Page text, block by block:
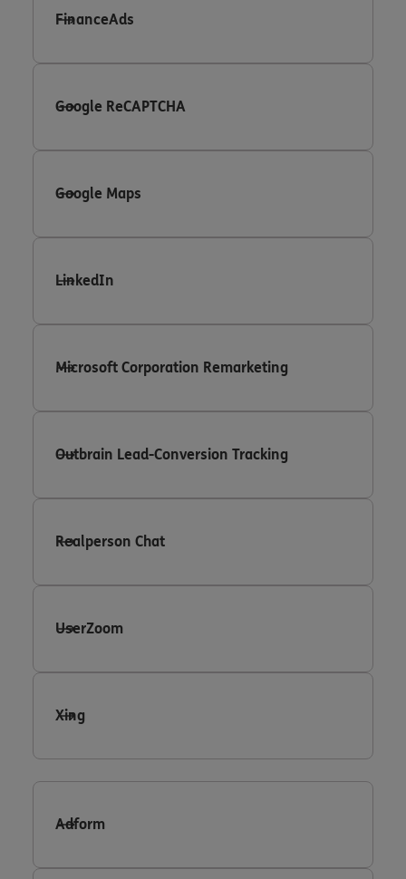
FinanceAds
Google ReCAPTCHA
Google Maps
LinkedIn
Microsoft Corporation Remarketing
Outbrain Lead-Conversion Tracking
Realperson Chat
UserZoom
Xing
Adform